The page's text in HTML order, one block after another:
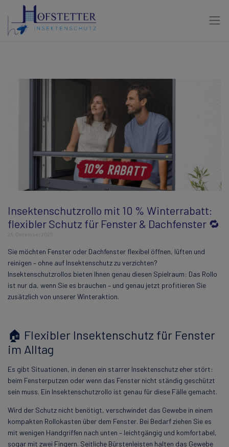
Insektenschutzrollo mit 10 % Winterrabatt:
flexibler Schutz für Fenster & Dachfenster 🔁
26. Dezember 2025
Sie möchten Fenster oder Dachfenster flexibel öffnen, lüften und
reinigen – ohne auf Insektenschutz zu verzichten?
Insektenschutzrollos bieten Ihnen genau diesen Spielraum: Das Rollo
ist nur da, wenn Sie es brauchen – und genau jetzt profitieren Sie
zusätzlich von unserer Winteraktion.
🏠 Flexibler Insektenschutz für Fenster
im Alltag
Es gibt Situationen, in denen ein starrer Insektenschutz eher stört:
beim Fensterputzen oder wenn das Fenster nicht ständig geschützt
sein muss. Ein Insektenschutzrollo ist genau für diese Fälle gemacht.
Wird der Schutz nicht benötigt, verschwindet das Gewebe in einem
kompakten Rollokasten über dem Fenster. Bei Bedarf ziehen Sie es
mit wenigen Handgriffen nach unten – leichtgängig und komfortabel,
sogar mit zwei Fingern. Seitliche Bürstenleisten halten das Gewebe